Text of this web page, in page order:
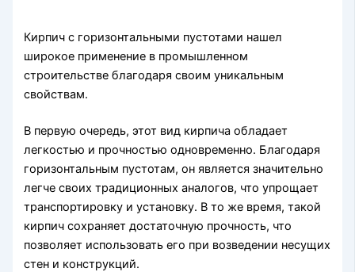
Кирпич с горизонтальными пустотами нашел
широкое применение в промышленном
строительстве благодаря своим уникальным
свойствам.
В первую очередь, этот вид кирпича обладает
легкостью и прочностью одновременно. Благодаря
горизонтальным пустотам, он является значительно
легче своих традиционных аналогов, что упрощает
транспортировку и установку. В то же время, такой
кирпич сохраняет достаточную прочность, что
позволяет использовать его при возведении несущих
стен и конструкций.